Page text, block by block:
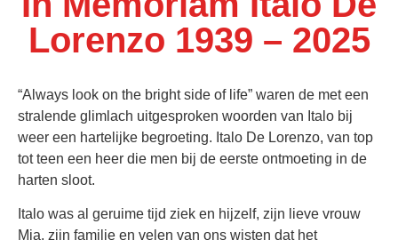
Lorenzo 1939 – 2025
“Always look on the bright side of life” waren de met een
stralende glimlach uitgesproken woorden van Italo bij
weer een hartelijke begroeting. Italo De Lorenzo, van top
tot teen een heer die men bij de eerste ontmoeting in de
harten sloot.
Italo was al geruime tijd ziek en hijzelf, zijn lieve vrouw
Mia, zijn familie en velen van ons wisten dat het